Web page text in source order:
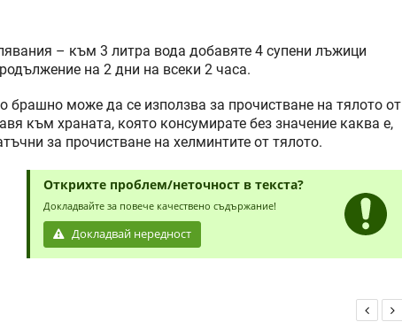
– към 3 литра вода добавяте 4 супени лъжици
на 2 дни на всеки 2 часа.
брашно може да се използва за прочистване на тялото от
към храната, която консумирате без значение каква е,
за прочистване на хелминтите от тялото.
Открихте проблем/неточност в текста?
Докладвайте за повече качествено съдържание!
Докладвай нередност